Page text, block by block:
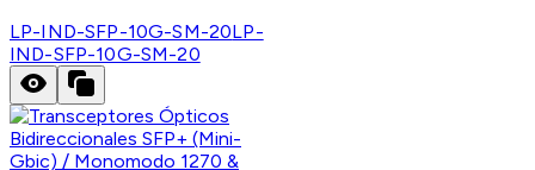
LP-IND-SFP-10G-SM-20LP-
IND-SFP-10G-SM-20